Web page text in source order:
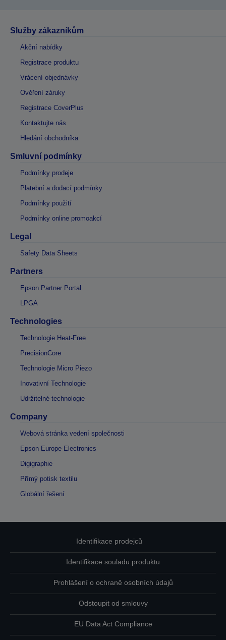
Služby zákazníkům
Akční nabídky
Registrace produktu
Vrácení objednávky
Ověření záruky
Registrace CoverPlus
Kontaktujte nás
Hledání obchodníka
Smluvní podmínky
Podmínky prodeje
Platební a dodací podmínky
Podmínky použití
Podmínky online promoakcí
Legal
Safety Data Sheets
Partners
Epson Partner Portal
LPGA
Technologies
Technologie Heat-Free
PrecisionCore
Technologie Micro Piezo
Inovativní Technologie
Udržitelné technologie
Company
Webová stránka vedení společnosti
Epson Europe Electronics
Digigraphie
Přímý potisk textilu
Globální řešení
Identifikace prodejců
Identifikace souladu produktu
Prohlášení o ochraně osobních údajů
Odstoupit od smlouvy
EU Data Act Compliance